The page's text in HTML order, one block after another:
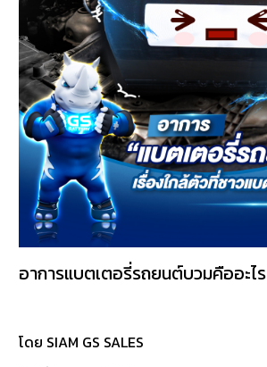
อาการแบตเตอรี่รถยนต์บวมคืออะไร
โดย SIAM GS SALES